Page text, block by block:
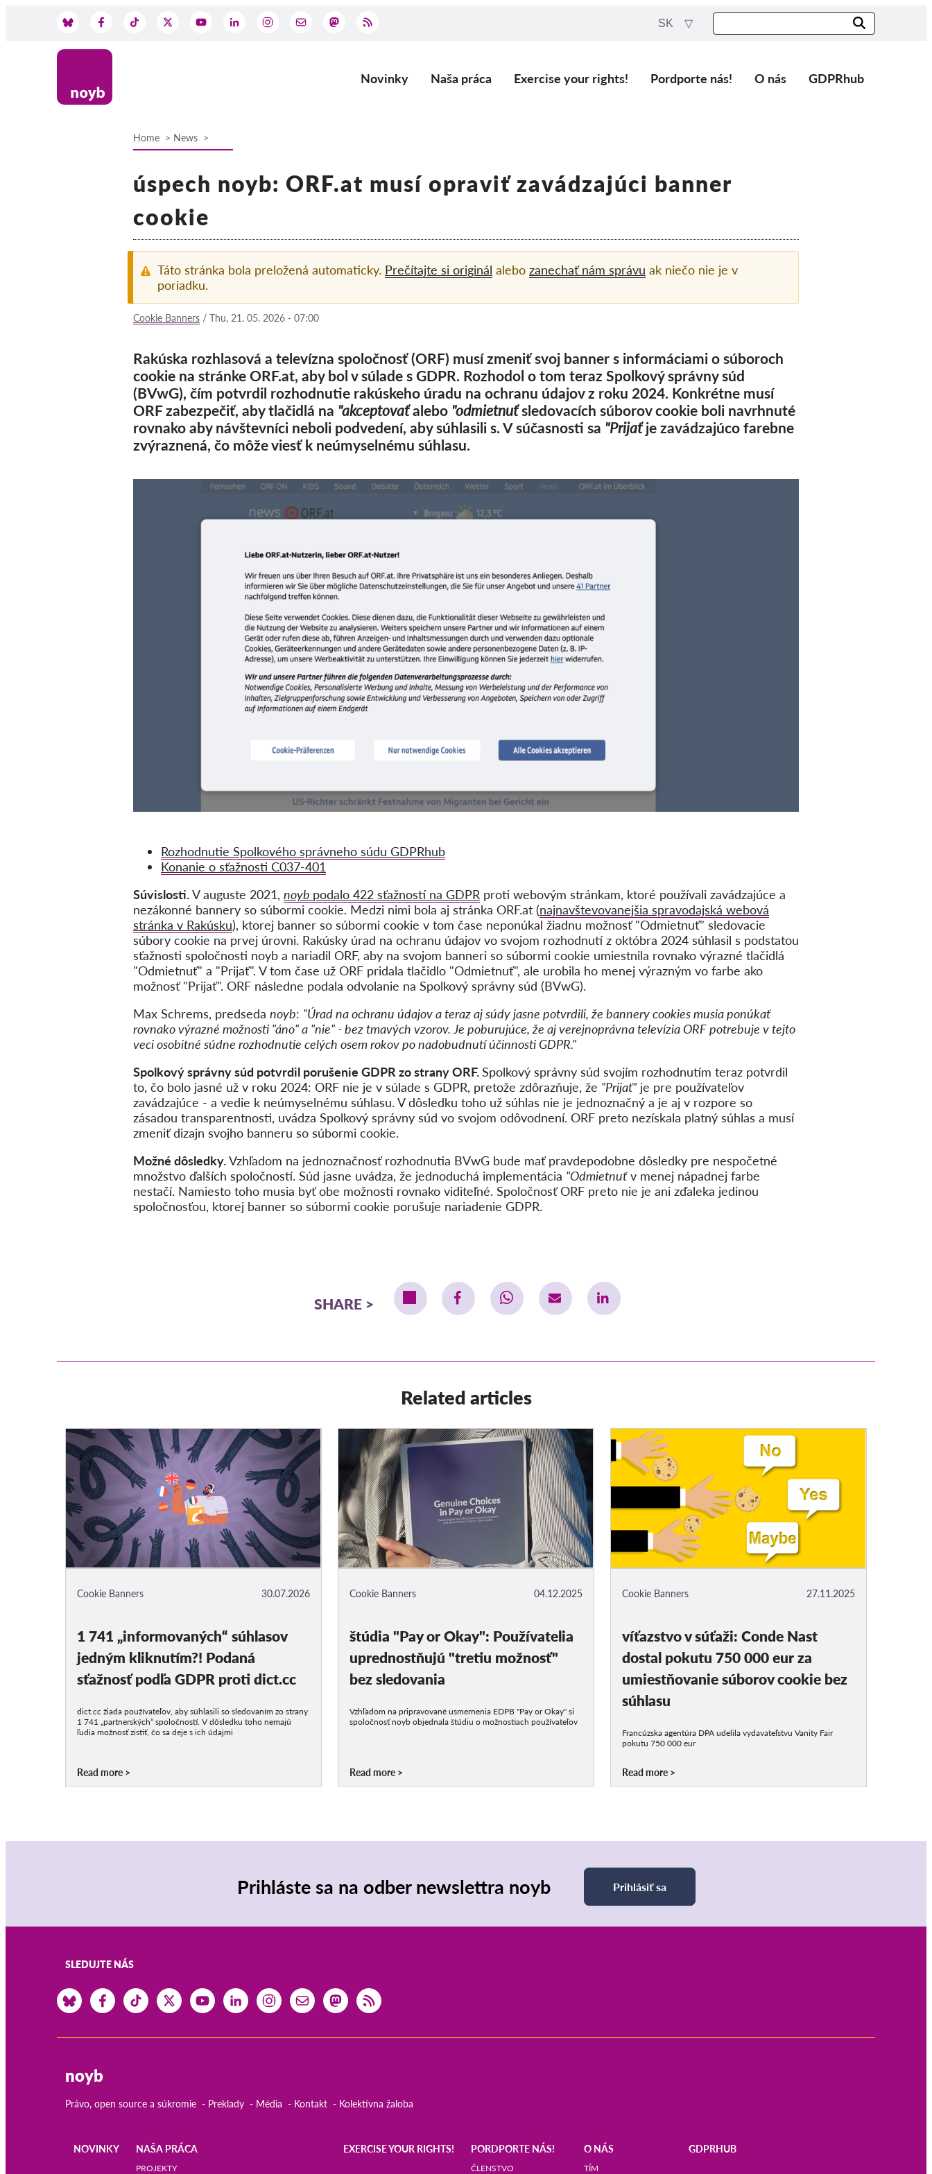
SK
Main
Novinky Naša práca Exercise your rights! Pordporte nás! O nás GDPRhub
Home News
úspech noyb: ORF.at musí opraviť zavádzajúci banner
cookie
Táto stránka bola preložená automaticky. Prečítajte si originál alebo zanechať nám správu ak niečo nie je v
poriadku.
Cookie Banners / Thu, 21. 05. 2026 - 07:00
Rakúska rozhlasová a televízna spoločnosť (ORF) musí zmeniť svoj banner s informáciami o súboroch
cookie na stránke ORF.at, aby bol v súlade s GDPR. Rozhodol o tom teraz Spolkový správny súd
(BVwG), čím potvrdil rozhodnutie rakúskeho úradu na ochranu údajov z roku 2024. Konkrétne musí
ORF zabezpečiť, aby tlačidlá na "akceptovaťalebo "odmietnuťsledovacích súborov cookie boli navrhnuté
rovnako aby návštevníci neboli podvedení, aby súhlasili s. V súčasnosti sa "Prijaťje zavádzajúco farebne
zvýraznená, čo môže viesť k neúmyselnému súhlasu.
Rozhodnutie Spolkového správneho súdu GDPRhub
Konanie o sťažnosti C037-401
Súvislosti.V auguste 2021, noyb podalo 422 sťažností na GDPR proti webovým stránkam, ktoré používali zavádzajúce a
nezákonné bannery so súbormi cookie. Medzi nimi bola aj stránka ORF.at (najnavštevovanejšia spravodajská webová
stránka v Rakúsku), ktorej banner so súbormi cookie v tom čase neponúkal žiadnu možnosť "Odmietnuť" sledovacie
súbory cookie na prvej úrovni. Rakúsky úrad na ochranu údajov vo svojom rozhodnutí z októbra 2024 súhlasil s podstatou
sťažnosti spoločnosti noyb a nariadil ORF, aby na svojom banneri so súbormi cookie umiestnila rovnako výrazné tlačidlá
"Odmietnuť" a "Prijať". V tom čase už ORF pridala tlačidlo "Odmietnuť", ale urobila ho menej výrazným vo farbe ako
možnosť "Prijať". ORF následne podala odvolanie na Spolkový správny súd (BVwG).
Max Schrems, predseda noyb: "Úrad na ochranu údajov a teraz aj súdy jasne potvrdili, že bannery cookies musia ponúkať
rovnako výrazné možnosti "áno" a "nie" - bez tmavých vzorov. Je poburujúce, že aj verejnoprávna televízia ORF potrebuje v tejto
veci osobitné súdne rozhodnutie celých osem rokov po nadobudnutí účinnosti GDPR."
Spolkový správny súd potvrdil porušenie GDPR zo strany ORF.Spolkový správny súd svojím rozhodnutím teraz potvrdil
to, čo bolo jasné už v roku 2024: ORF nie je v súlade s GDPR, pretože zdôrazňuje, že "Prijať" je pre používateľov
zavádzajúce - a vedie k neúmyselnému súhlasu. V dôsledku toho už súhlas nie je jednoznačný a je aj v rozpore so
zásadou transparentnosti, uvádza Spolkový správny súd vo svojom odôvodnení. ORF preto nezískala platný súhlas a musí
zmeniť dizajn svojho banneru so súbormi cookie.
Možné dôsledky.Vzhľadom na jednoznačnosť rozhodnutia BVwG bude mať pravdepodobne dôsledky pre nespočetné
množstvo ďalších spoločností. Súd jasne uvádza, že jednoduchá implementácia "Odmietnuťv menej nápadnej farbe
nestačí. Namiesto toho musia byť obe možnosti rovnako viditeľné. Spoločnosť ORF preto nie je ani zďaleka jedinou
spoločnosťou, ktorej banner so súbormi cookie porušuje nariadenie GDPR.
SHARE
Related articles
30.07.2026
Cookie Banners
1 741 „informovaných“ súhlasov
jedným kliknutím?! Podaná
sťažnosť podľa GDPR proti dict.cc
dict.cc žiada používateľov, aby súhlasili so sledovaním zo strany
1 741 „partnerských“ spoločností. V dôsledku toho nemajú
ľudia možnosť zistiť, čo sa deje s ich údajmi
Read more
04.12.2025
Cookie Banners
štúdia "Pay or Okay": Používatelia
uprednostňujú "tretiu možnosť"
bez sledovania
Vzhľadom na pripravované usmernenia EDPB "Pay or Okay" si
spoločnosť noyb objednala štúdiu o možnostiach používateľov
Read more
27.11.2025
Cookie Banners
víťazstvo v súťaži: Conde Nast
dostal pokutu 750 000 eur za
umiestňovanie súborov cookie bez
súhlasu
Francúzska agentúra DPA udelila vydavateľstvu Vanity Fair
pokutu 750 000 eur
Read more
Prihláste sa na odber newslettra noyb Prihlásiť sa
SLEDUJTE NÁS
noyb
Právo, open source a súkromie Preklady Média Kontakt Kolektívna žaloba
NOVINKY NAŠA PRÁCA
PROJEKTY
EXERCISE YOUR RIGHTS! PORDPORTE NÁS!
ČLENSTVO
O NÁS
TÍM
GDPRHUB